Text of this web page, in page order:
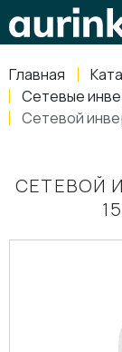
Главная
Сетевые
Сетевой
СЕТЕВОЙ
Россия,
8-800-770-79-40